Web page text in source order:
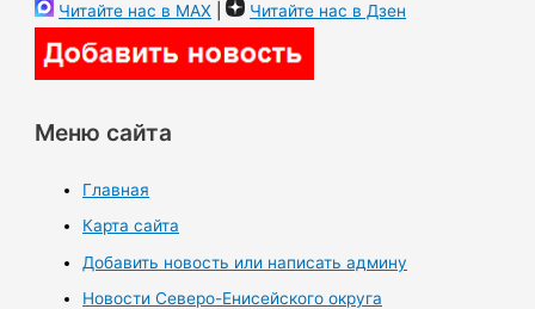
Читайте нас в MAX | Читайте нас в Дзен
Меню сайта
Главная
Карта сайта
Добавить новость или написать админу
Новости Северо-Енисейского округа